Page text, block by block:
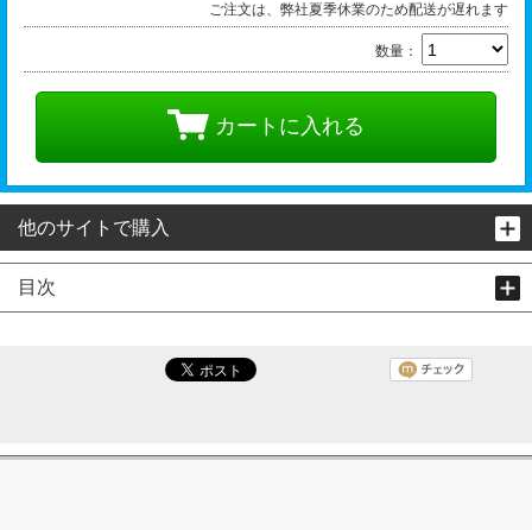
ご注文は、弊社夏季休業のため配送が遅れます
数量：
カートに入れる
他のサイトで購入
目次